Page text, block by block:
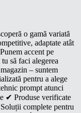
o gamă variată
adaptate atât
accent pe
să faci alegerea
– suntem
pentru a alege
prompt atunci
✔ Produse verificate
complete pentru